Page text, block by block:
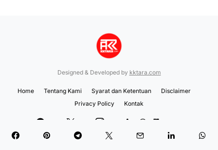
Designed & Developed by kktara.com
Home Tentang Kami Syarat dan Ketentuan
Disclaimer
Privacy Policy
Kontak
100K